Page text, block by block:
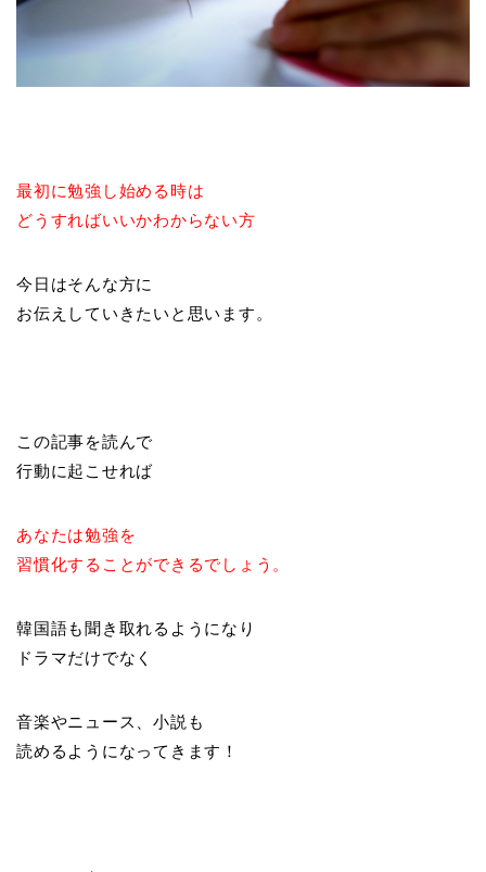
最初に勉強し始める時は
どうすればいいかわからない方
今日はそんな方に
お伝えしていきたいと思います。
この記事を読んで
行動に起こせれば
あなたは勉強を
習慣化することができるでしょう。
韓国語も聞き取れるようになり
ドラマだけでなく
音楽やニュース、小説も
読めるようになってきます！